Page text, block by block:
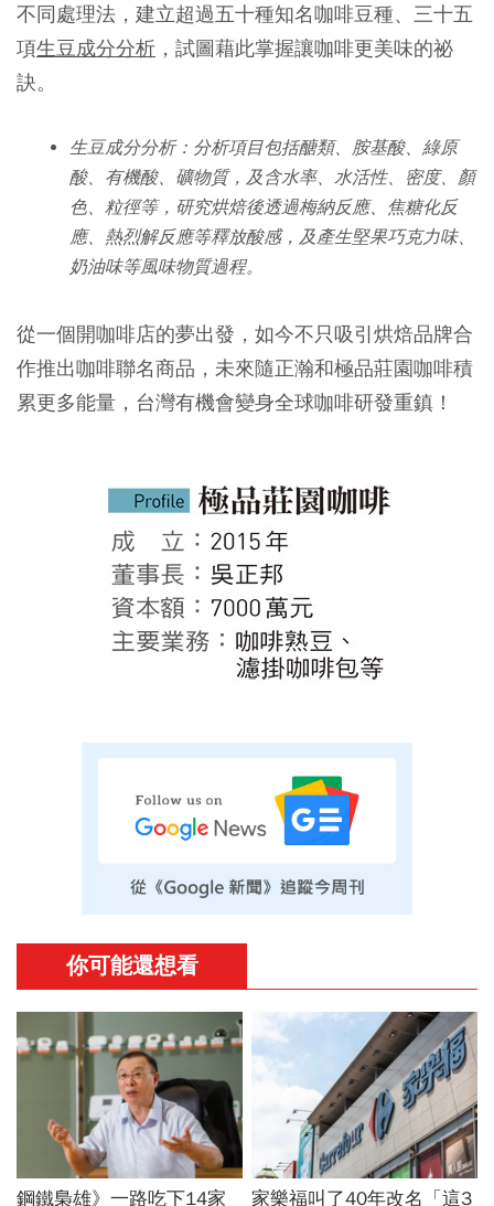
不同處理法，建立超過五十種知名咖啡豆種、三十五
項生豆成分分析 ，試圖藉此掌握讓咖啡更美味的祕
訣。
生豆成分分析：分析項目包括醣類、胺基酸、綠原
酸、有機酸、礦物質，及含水率、水活性、密度、顏
色、粒徑等，研究烘焙後透過梅納反應、焦糖化反
應、熱烈解反應等釋放酸感，及產生堅果巧克力味、
奶油味等風味物質過程。
從一個開咖啡店的夢出發，如今不只吸引烘焙品牌合
作推出咖啡聯名商品，未來隨正瀚和極品莊園咖啡積
累更多能量，台灣有機會變身全球咖啡研發重鎮！